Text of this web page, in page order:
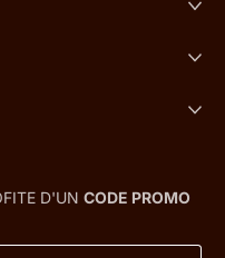
D'UN CODE PROMO